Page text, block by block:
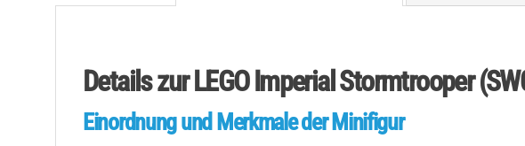
Details zur LEGO Imperial Stormtrooper
Einordnung und Merkmale der Minifigur